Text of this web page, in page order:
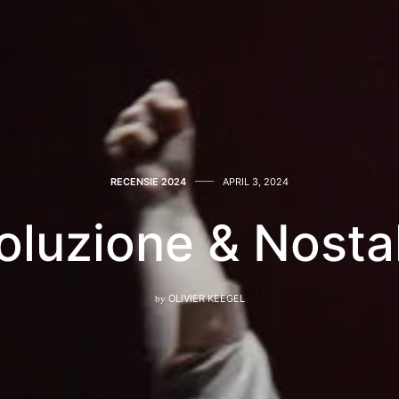
RECENSIE 2024 APRIL 3, 2024
&
by OLIVIER KEEGEL